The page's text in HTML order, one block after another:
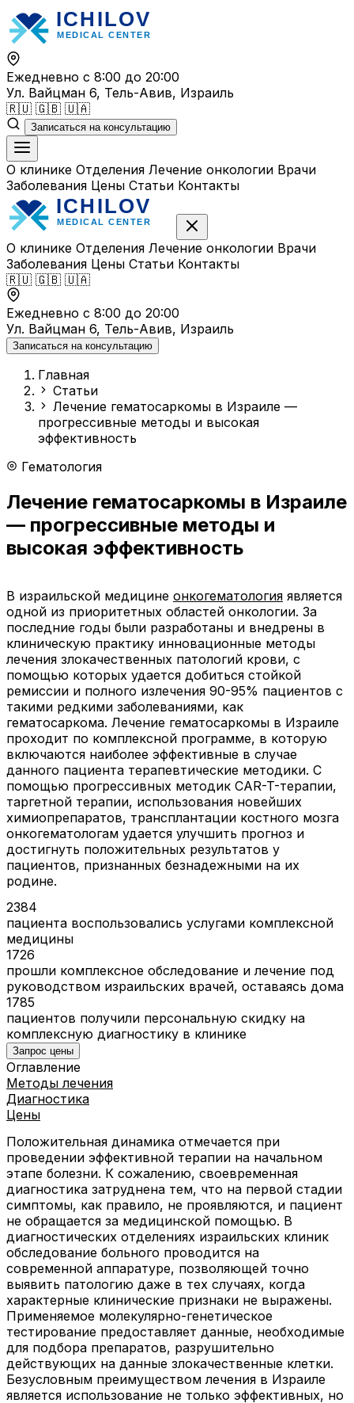
Перейти
к
содержимому
Ежедневно с 8:00 до 20:00
Ул. Вайцман 6, Тель-Авив, Израиль
🇷🇺 🇬🇧 🇺🇦
Записаться на консультацию
О клинике Отделения Лечение онкологии Врачи
Заболевания Цены Статьи Контакты
О клинике Отделения Лечение онкологии Врачи
Заболевания Цены Статьи Контакты
🇷🇺 🇬🇧 🇺🇦
Ежедневно с 8:00 до 20:00
Ул. Вайцман 6, Тель-Авив, Израиль
Записаться на консультацию
Главная
Статьи
Лечение гематосаркомы в Израиле —
прогрессивные методы и высокая
эффективность
Гематология
Лечение гематосаркомы в Израиле
— прогрессивные методы и
высокая эффективность
В израильской медицине онкогематология является
одной из приоритетных областей онкологии. За
последние годы были разработаны и внедрены в
клиническую практику инновационные методы
лечения злокачественных патологий крови, с
помощью которых удается добиться стойкой
ремиссии и полного излечения 90-95% пациентов с
такими редкими заболеваниями, как
гематосаркома. Лечение гематосаркомы в Израиле
проходит по комплексной программе, в которую
включаются наиболее эффективные в случае
данного пациента терапевтические методики. С
помощью прогрессивных методик CAR-T-терапии,
таргетной терапии, использования новейших
химиопрепаратов, трансплантации костного мозга
онкогематологам удается улучшить прогноз и
достигнуть положительных результатов у
пациентов, признанных безнадежными на их
родине.
2384
пациента воспользовались услугами комплексной
медицины
1726
прошли комплексное обследование и лечение под
руководством израильских врачей, оставаясь дома
1785
пациентов получили персональную скидку на
комплексную диагностику в клинике
Запрос цены
Оглавление
Методы лечения
Диагностика
Цены
Положительная динамика отмечается при
проведении эффективной терапии на начальном
этапе болезни. К сожалению, своевременная
диагностика затруднена тем, что на первой стадии
симптомы, как правило, не проявляются, и пациент
не обращается за медицинской помощью. В
диагностических отделениях израильских клиник
обследование больного проводится на
современной аппаратуре, позволяющей точно
выявить патологию даже в тех случаях, когда
характерные клинические признаки не выражены.
Применяемое молекулярно-генетическое
тестирование предоставляет данные, необходимые
для подбора препаратов, разрушительно
действующих на данные злокачественные клетки.
Безусловным преимуществом лечения в Израиле
является использование не только эффективных, но